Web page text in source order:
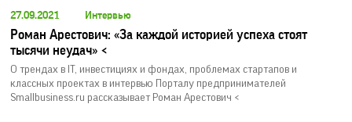
27.09.2021 Интервью
Роман Арестович: «За каждой историей успеха стоят
тысячи неудач» <
О трендах в IT, инвестициях и фондах, проблемах стартапов и
классных проектах в интервью Порталу предпринимателей
Smallbusiness.ru рассказывает Роман Арестович <